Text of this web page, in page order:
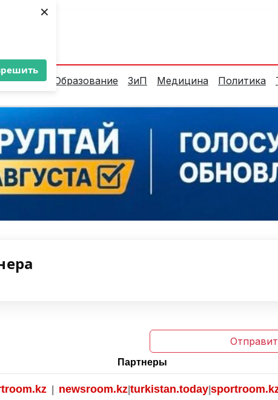
×
Образование ЗиП Медицина Политика
Партнеры
|newsroom.kz|turkistan.today|sportroom.kz